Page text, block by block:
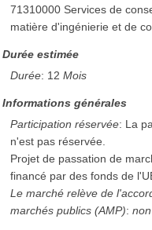
71310000 Services de
matière d'ingénierie et de
Durée estimée
Durée: 12 Mois
Informations générales
Participation réservée: La
n'est pas réservée.
Projet de passation de
financé par des fonds de
Le marché relève de
marchés publics (AMP): non